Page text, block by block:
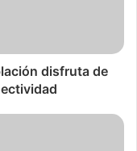
disfruta de